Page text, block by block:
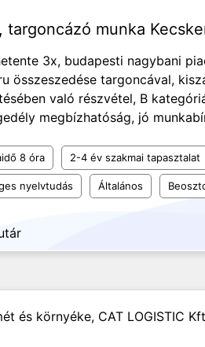
targoncázó munka
3x, budapesti nagybani
összeszedése targoncával,
való részvétel, B
megbízhatóság, jó
8 óra 2-4 év szakmai tapasztalat
nyelvtudás Általános
és környéke, CAT LOGISTIC